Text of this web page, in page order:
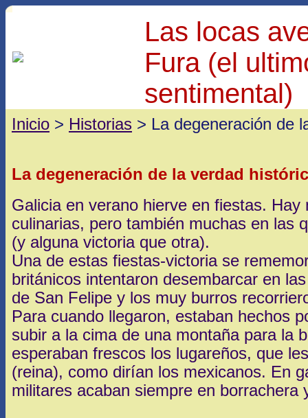
Las locas
Fura (el
sentimental)
Inicio > Historias > La degeneración de
La degeneración de la verdad
Galicia en verano hierve en fiestas. Hay
culinarias, pero también muchas en las
(y alguna victoria que otra).
Una de estas fiestas-victoria se
británicos intentaron desembarcar en
de San Felipe y los muy burros
Para cuando llegaron, estaban hechos
subir a la cima de una montaña para la
esperaban frescos los lugareños, que
(reina), como dirían los mexicanos. En
militares acaban siempre en borrachera